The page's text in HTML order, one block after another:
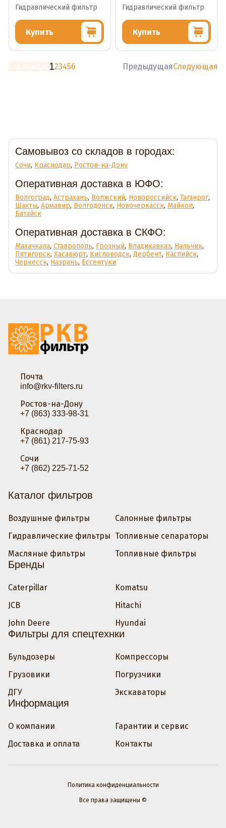
Гидравлический фильтр
Купить
Гидравлический фильтр
Купить
123456 ПредыдущаяСледующая
Самовывоз со складов в городах:
Сочи, Краснодар, Ростов-на-Дону
Оперативная доставка в ЮФО:
Волгоград, Астрахань, Волжский, Новороссийск, Таганрог,
Шахты, Армавир, Волгодонск, Новочеркасск, Майкоп,
Батайск
Оперативная доставка в СКФО:
Махачкала, Ставрополь, Грозный, Владикавказ, Нальчик,
Пятигорск, Хасавюрт, Кисловодск, Дербент, Каспийск,
Черкесск, Назрань, Ессентуки
Почта
info@rkv-filters.ru
Ростов-на-Дону
+7 (863) 333-98-31
Краснодар
+7 (861) 217-75-93
Сочи
+7 (862) 225-71-52
Каталог фильтров
Воздушные фильтры
Гидравлические фильтры
Масляные фильтры
Салонные фильтры
Топливные сепараторы
Топливные фильтры
Бренды
Caterpillar
JCB
John Deere
Komatsu
Hitachi
Hyundai
Фильтры для спецтехнки
Бульдозеры
Грузовики
ДГУ
Компрессоры
Погрузчики
Экскаваторы
Информация
О компании
Доставка и оплата
Гарантии и сервис
Контакты
Политика конфиденциальности
Все права защищены ©